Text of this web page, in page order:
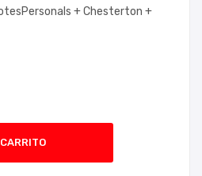
+Chesterton +